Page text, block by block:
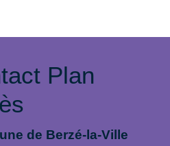
Plan
de Berzé-la-Ville